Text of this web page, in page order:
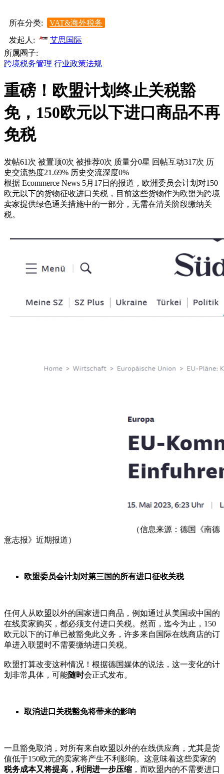
所在分类:
VAT&海外税务
发起人:
艾思国际
所属圈子:
跨境税务管理 行业政策法规
重磅！欧盟计划终止关税豁
免，150欧元以下进口商品不再
免税
发帖61次 被置顶0次 被推荐0次 质量分0星 回帖互动317次 历
史交流热度21.69% 历史交流深度0%
根据 Ecommerce News 5月17日的报道，欧洲委员会计划对150
欧元以下的货物征收进口关税，目前这些货物作为欧盟为跨境
卖家提供绿色通关措施中的一部分，无需在清关阶段缴纳关
税。
（信息来源：德国《南德
意志报》近期报道）
欧盟委员会计划对第三国的所有进口征收关税
任何人从欧盟以外的国家进口商品，例如通过从美国或中国的
在线卖家购买，都必须支付进口关税。然而，迄今为止，150
欧元以下的订单已被豁免此义务，许多来自国际在线商店的订
单进入联盟时不需要缴纳进口关税。
欧盟打算改变这种情况！根据德国媒体的说法，这一变化的计
划非常具体，可能随时会正式发布。
取消进口关税豁免将带来的影响
一旦豁免取消，对所有来自欧盟以外的在线供应商，尤其是货
值低于150欧元的卖家将产生不利影响。这意味着这些卖家的
税务成本又将提高，利润进一步压缩 ，而欧盟内的不需要进口